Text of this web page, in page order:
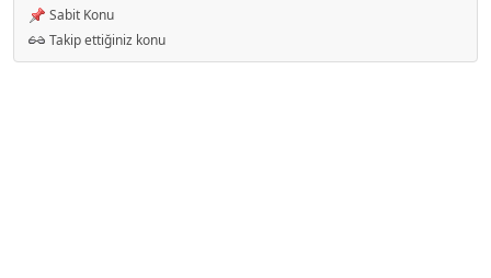
Sabit Konu
Takip ettiğiniz konu